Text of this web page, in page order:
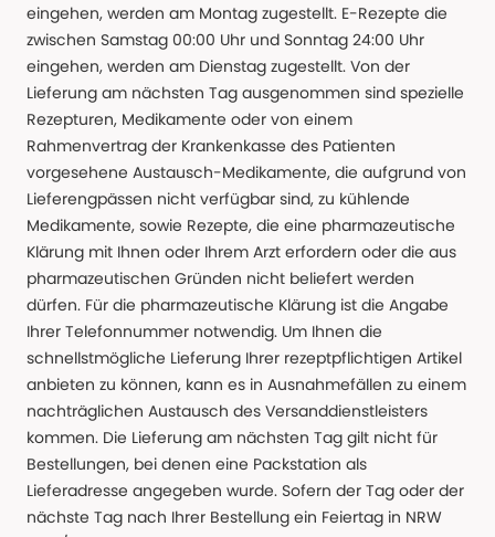
eingehen, werden am Montag zugestellt. E-Rezepte die
zwischen Samstag 00:00 Uhr und Sonntag 24:00 Uhr
eingehen, werden am Dienstag zugestellt. Von der
Lieferung am nächsten Tag ausgenommen sind spezielle
Rezepturen, Medikamente oder von einem
Rahmenvertrag der Krankenkasse des Patienten
vorgesehene Austausch-Medikamente, die aufgrund von
Lieferengpässen nicht verfügbar sind, zu kühlende
Medikamente, sowie Rezepte, die eine pharmazeutische
Klärung mit Ihnen oder Ihrem Arzt erfordern oder die aus
pharmazeutischen Gründen nicht beliefert werden
dürfen. Für die pharmazeutische Klärung ist die Angabe
Ihrer Telefonnummer notwendig. Um Ihnen die
schnellstmögliche Lieferung Ihrer rezeptpflichtigen Artikel
anbieten zu können, kann es in Ausnahmefällen zu einem
nachträglichen Austausch des Versanddienstleisters
kommen. Die Lieferung am nächsten Tag gilt nicht für
Bestellungen, bei denen eine Packstation als
Lieferadresse angegeben wurde. Sofern der Tag oder der
nächste Tag nach Ihrer Bestellung ein Feiertag in NRW